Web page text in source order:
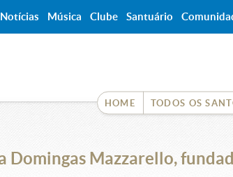
HOME TODOS OS
Domingas Mazzarello,
Notícias Música Clube Santuário